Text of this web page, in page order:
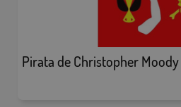
Pirata de Christopher Moody